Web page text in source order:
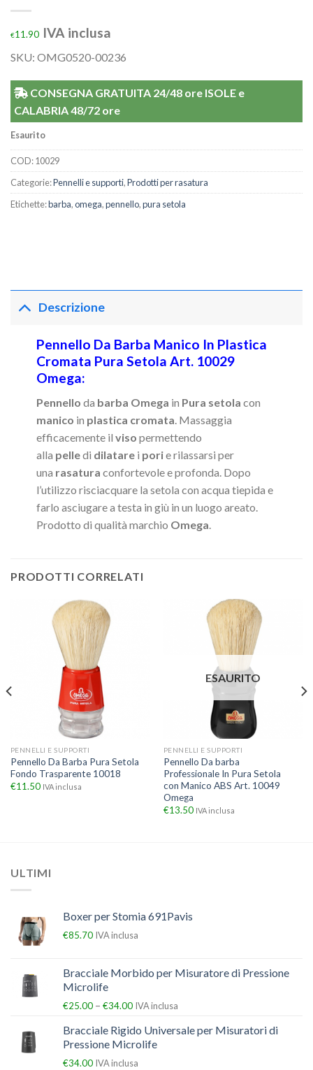
€11.90 IVA inclusa
SKU: OMG0520-00236
CONSEGNA GRATUITA 24/48 ore ISOLE e
CALABRIA 48/72 ore
Esaurito
COD:10029
Categorie:Pennelli e supporti,Prodotti per rasatura
Etichette:barba,omega,pennello,pura setola
Descrizione
Pennello Da Barba Manico In Plastica
Cromata Pura Setola Art. 10029
Omega:
Pennello da barba Omega in Pura setola con
manico in plastica cromata . Massaggia
efficacemente il viso permettendo
alla pelledi dilatarei porie rilassarsi per
una rasatura confortevole e profonda. Dopo
l’utilizzo risciacquare la setola con acqua tiepida e
farlo asciugare a testa in giù in un luogo areato.
Prodotto di qualità marchio Omega
PRODOTTI CORRELATI
PENNELLI E SUPPORTI
Pennello Da Barba Pura Setola
Fondo Trasparente 10018
€11.50 IVA inclusa
ESAURITO
PENNELLI E SUPPORTI
Pennello Da barba
Professionale In Pura Setola
con Manico ABS Art. 10049
Omega
€13.50 IVA inclusa
ULTIMI
Boxer per Stomia 691Pavis
€85.70 IVA inclusa
Bracciale Morbido per Misuratore di Pressione
Microlife
€25.00 – €34.00 IVA inclusa
Bracciale Rigido Universale per Misuratori di
Pressione Microlife
€34.00 IVA inclusa